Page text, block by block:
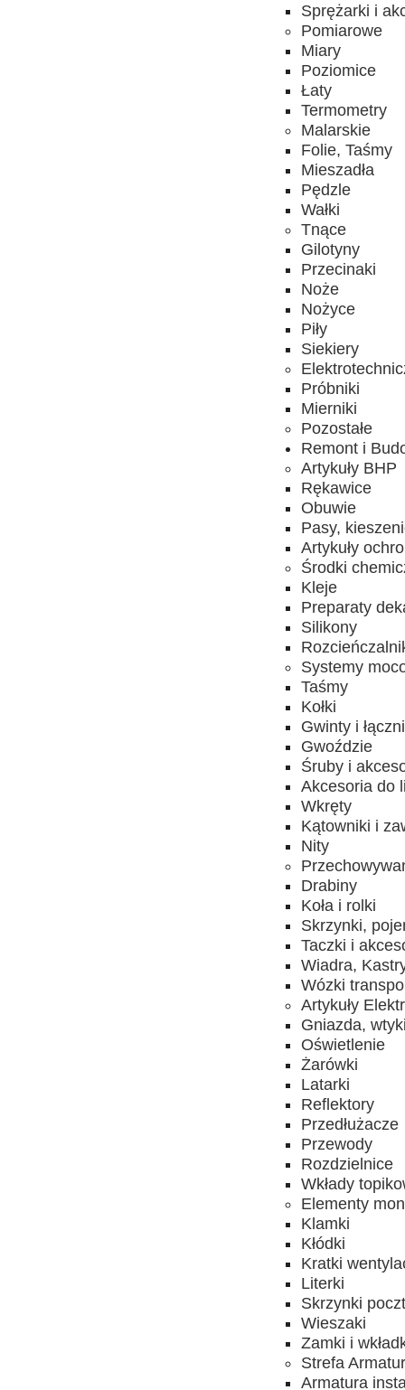
Sprężarki i
Pomiarowe
Miary
Poziomice
Łaty
Termometry
Malarskie
Folie, Taśmy
Mieszadła
Pędzle
Wałki
Tnące
Gilotyny
Przecinaki
Noże
Nożyce
Piły
Siekiery
Próbniki
Mierniki
Pozostałe
Remont i
Artykuły BHP
Rękawice
Obuwie
Pasy,
Artykuły
Środki
Kleje
Preparaty
Silikony
Systemy
Taśmy
Kołki
Gwinty i
Gwoździe
Śruby i
Akcesoria do
Wkręty
Kątowniki i
Nity
Drabiny
Koła i rolki
Skrzynki,
Taczki i
Wiadra,
Wózki
Artykuły
Gniazda,
Oświetlenie
Żarówki
Latarki
Reflektory
Przedłużacze
Przewody
Rozdzielnice
Wkłady
Elementy
Klamki
Kłódki
Kratki
Literki
Skrzynki
Wieszaki
Zamki i
Strefa
Armatura